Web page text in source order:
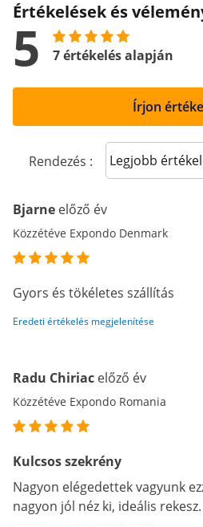
Értékelések és
5 7 értékelés alapján
Írjon
Rendezés : Sort reviews
Bjarne előző év
Közzétéve Expondo Denmark
Gyors és tökéletes szállítás
Eredeti értékelés megjelenítése
Radu Chiriac előző év
Közzétéve Expondo Romania
Kulcsos szekrény
Nagyon elégedettek vagyunk
nagyon jól néz ki, ideális rekesz.